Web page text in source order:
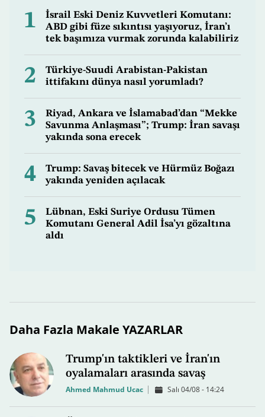
1
İsrail Eski Deniz Kuvvetleri Komutanı:
ABD gibi füze sıkıntısı yaşıyoruz, İran’ı
tek başımıza vurmak zorunda kalabiliriz
2
Türkiye-Suudi Arabistan-Pakistan
ittifakını dünya nasıl yorumladı?
3
Riyad, Ankara ve İslamabad’dan “Mekke
Savunma Anlaşması”; Trump: İran savaşı
yakında sona erecek
4
Trump: Savaş bitecek ve Hürmüz Boğazı
yakında yeniden açılacak
5
Lübnan, Eski Suriye Ordusu Tümen
Komutanı General Adil İsa’yı gözaltına
aldı
Daha Fazla Makale YAZARLAR
Trump'ın taktikleri ve İran'ın
oyalamaları arasında savaş
Ahmed Mahmud Ucac Salı 04/08 - 14:24